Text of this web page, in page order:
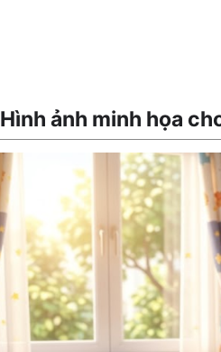
Hình ảnh minh họa